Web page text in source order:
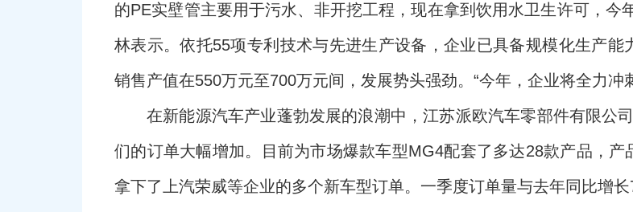
的PE实壁管主要用于污水、非开挖工程，现在拿到饮用水卫生许可，今
林表示。依托55项专利技术与先进生产设备，企业已具备规模化生产
销售产值在550万元至700万元间，发展势头强劲。“今年，企业将全力冲
在新能源汽车产业蓬勃发展的浪潮中，江苏派欧汽车零部件有限公
们的订单大幅增加。目前为市场爆款车型MG4配套了多达28款产品，产
拿下了上汽荣威等企业的多个新车型订单。一季度订单量与去年同比增长